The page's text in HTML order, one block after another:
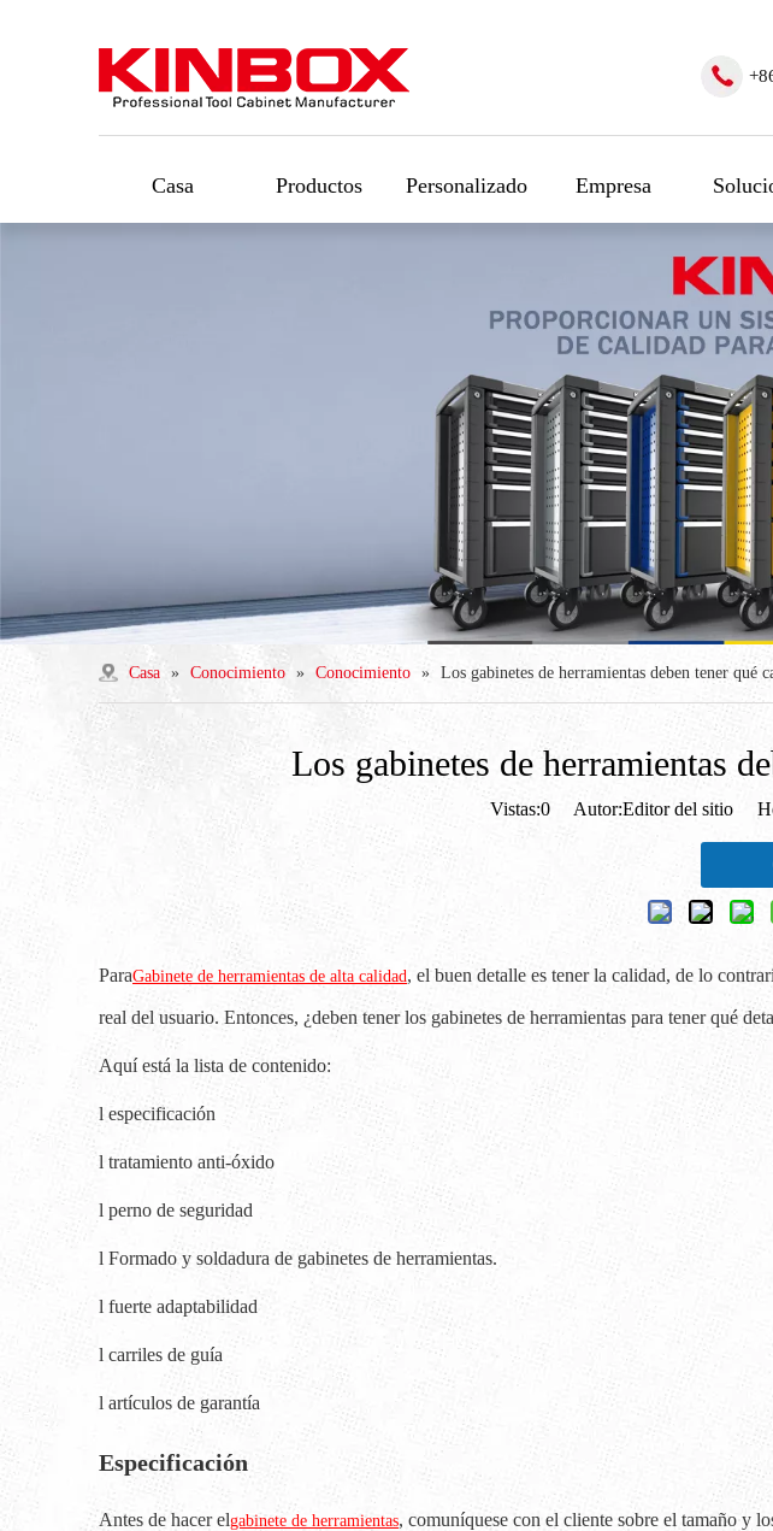
Casa Productos Personalizado Empresa
Casa » Conocimiento » Conocimiento » Los gabinetes de herramientas deben tener qué
Los gabinetes de herramientas
Vistas:0Autor:Editor del sitio
ParaGabinete de herramientas de alta calidad, el buen detalle es tener la calidad, de lo
real del usuario. Entonces, ¿deben tener los gabinetes de herramientas para tener qué
Aquí está la lista de contenido:
l especificación
l tratamiento anti-óxido
l perno de seguridad
l Formado y soldadura de gabinetes de herramientas.
l fuerte adaptabilidad
l carriles de guía
l artículos de garantía
Especificación
Antes de hacer elgabinete de herramientas, comuníquese con el cliente sobre el tamaño y